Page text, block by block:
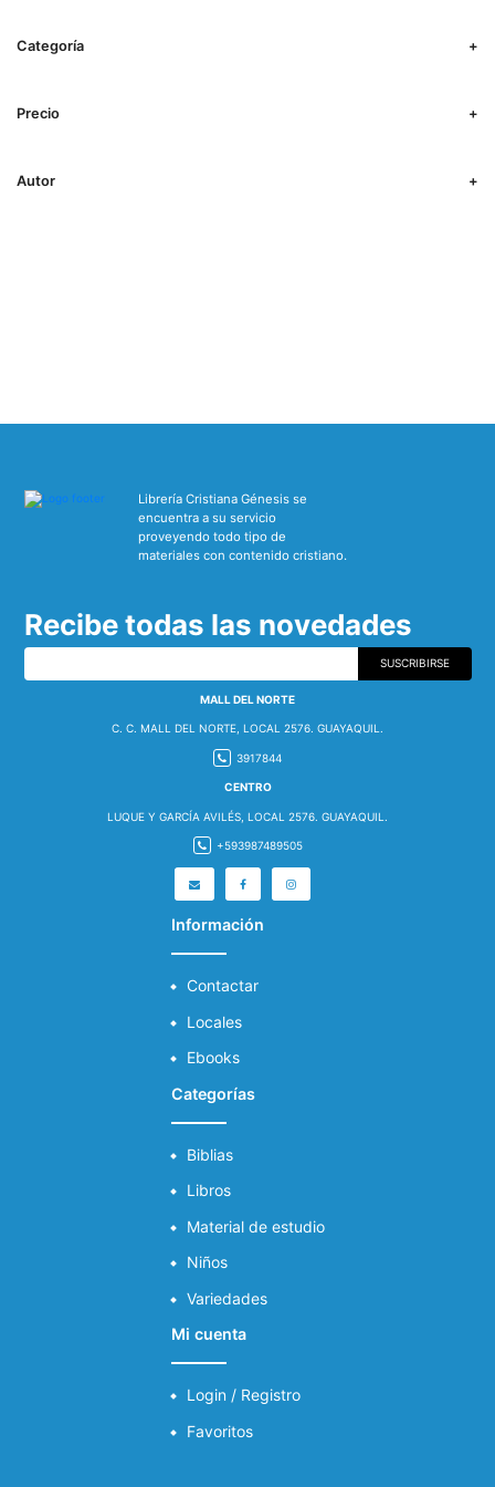
Categoría
Precio
Autor
Librería Cristiana Génesis se
encuentra a su servicio
proveyendo todo tipo de
materiales con contenido cristiano.
Recibe todas las novedades
SUSCRIBIRSE
MALL DEL NORTE
C. C. MALL DEL NORTE, LOCAL 2576. GUAYAQUIL.
3917844
CENTRO
LUQUE Y GARCÍA AVILÉS, LOCAL 2576. GUAYAQUIL.
+593987489505
Información
Contactar
Locales
Ebooks
Categorías
Biblias
Libros
Material de estudio
Niños
Variedades
Mi cuenta
Login / Registro
Favoritos